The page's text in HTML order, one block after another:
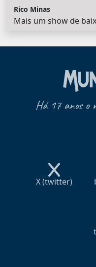
Rico Minas
Mais um show de
Há 17 anos o
X (twitter)